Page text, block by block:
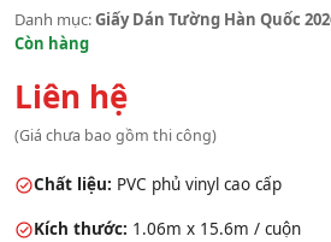
Danh mục:Giấy Dán Tường Hàn Quốc
Còn hàng
Liên hệ
(Giá chưa bao gồm thi công)
Chất liệu: PVC phủ vinyl cao cấp
Kích thước: 1.06m x 15.6m / cuộn